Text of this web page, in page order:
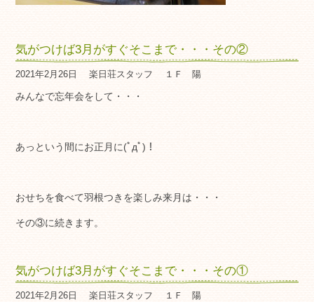
気がつけば3月がすぐそこまで・・・その②
2021年2月26日 楽日荘スタッフ １Ｆ 陽
みんなで忘年会をして・・・
あっという間にお正月に(ﾟдﾟ)！
おせちを食べて羽根つきを楽しみ来月は・・・
その③に続きます。
気がつけば3月がすぐそこまで・・・その①
2021年2月26日 楽日荘スタッフ １Ｆ 陽